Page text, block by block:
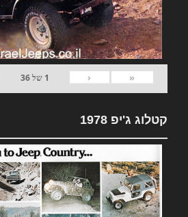
«
‹
1 של36
קטלוג ג'יפ 1978